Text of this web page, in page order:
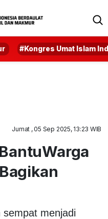
#Kongres Umat Islam
Jumat , 05 Sep 2025, 13:23 WIB
sempat menjadi